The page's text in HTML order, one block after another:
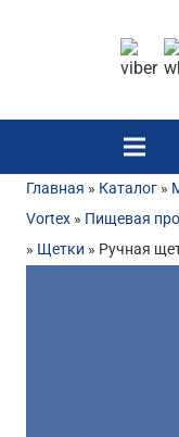
Главная » Каталог »
Vortex » Пищевая
» Щетки » Ручная